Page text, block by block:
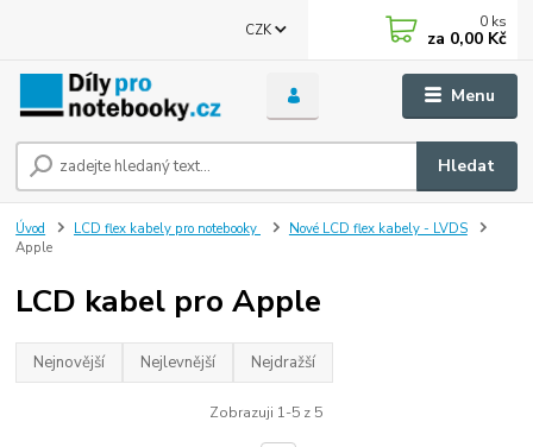
Menu
CZK
Hledat
0 ks
za 0,00 Kč
Úvod LCD flex kabely pro notebooky
Nové LCD flex kabely - LVDS
Apple
LCD kabel pro Apple
Nejnovější Nejlevnější Nejdražší
Zobrazuji 1-5 z 5